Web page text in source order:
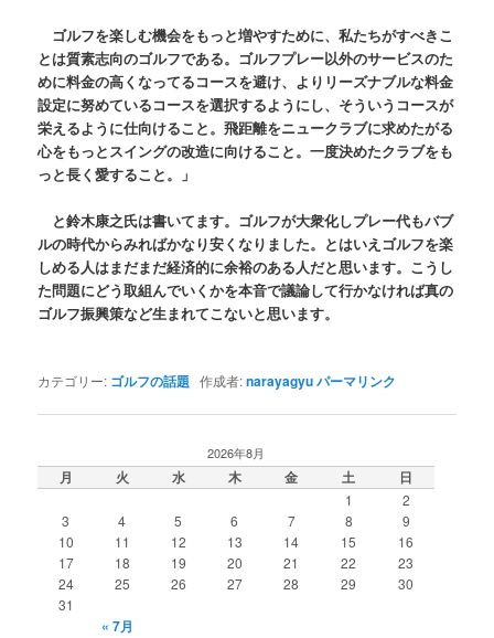
ゴルフを楽しむ機会をもっと増やすために、私たちがすべきこ
とは質素志向のゴルフである。ゴルフプレー以外のサービスのた
めに料金の高くなってるコースを避け、よりリーズナブルな料金
設定に努めているコースを選択するようにし、そういうコースが
栄えるように仕向けること。飛距離をニュークラブに求めたがる
心をもっとスイングの改造に向けること。一度決めたクラブをも
っと長く愛すること。」
と鈴木康之氏は書いてます。ゴルフが大衆化しプレー代もバブ
ルの時代からみればかなり安くなりました。とはいえゴルフを楽
しめる人はまだまだ経済的に余裕のある人だと思います。こうし
た問題にどう取組んでいくかを本音で議論して行かなければ真の
ゴルフ振興策など生まれてこないと思います。
カテゴリー: ゴルフの話題 作成者:narayagyuパーマリンク
2026年8月
月 火 水 木 金 土 日
1
2
3
4 5 6 7 8
9
10
11 12 13 14 15
16
17
18 19 20 21 22
23
24
25 26 27 28 29
30
31
« 7月